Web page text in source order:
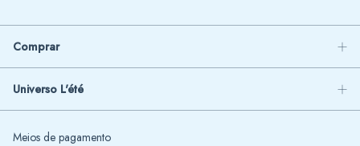
Comprar
Universo L'été
Meios de pagamento